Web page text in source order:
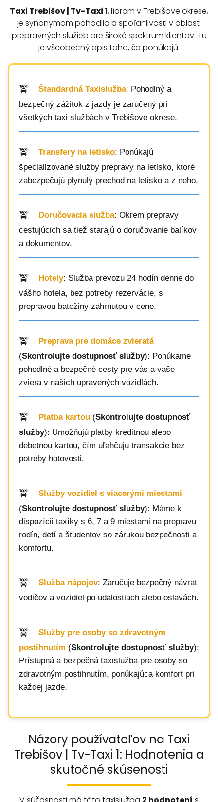
Taxi Trebišov | Tv-Taxi 1, lídrom v Trebišove okrese,
je synonymom pohodlia a spoľahlivosti v oblasti
prepravných služieb pre široké spektrum klientov. Tu
je všeobecný opis toho, čo ponúkajú:
Štandardná Taxislužba: Pohodlný a
bezpečný zážitok z jazdy je zaručený pri
všetkých taxi službách v Trebišove okrese.
Transfery na letisko: Ponúkajú
špecializované služby prepravy na letisko, ktoré
zabezpečujú plynulý prechod na letisko a z neho.
Doručovacia služba: Okrem prepravy
cestujúcich sa tiež starajú o doručovanie balíkov
a dokumentov.
Hotely: Služba prevozu 24 hodín denne do
vášho hotela, bez potreby rezervácie, s
prepravou batožiny zahrnutou v cene.
Preprava pre domáce zvieratá
(Skontrolujte dostupnosť služby): Ponúkame
pohodlné a bezpečné cesty pre vás a vaše
zviera v našich upravených vozidlách.
Platba kartou (Skontrolujte dostupnosť
služby): Umožňujú platby kreditnou alebo
debetnou kartou, čím uľahčujú transakcie bez
potreby hotovosti.
Služby vozidiel s viacerými miestami
(Skontrolujte dostupnosť služby): Máme k
dispozícii taxíky s 6, 7 a 9 miestami na prepravu
rodín, detí a študentov so zárukou bezpečnosti a
komfortu.
Služba nápojov: Zaručuje bezpečný návrat
vodičov a vozidiel po udalostiach alebo oslavách.
Služby pre osoby so zdravotným
postihnutím (Skontrolujte dostupnosť služby):
Prístupná a bezpečná taxislužba pre osoby so
zdravotným postihnutím, ponúkajúca komfort pri
každej jazde.
Názory používateľov na Taxi
Trebišov | Tv-Taxi 1: Hodnotenia a
skutočné skúsenosti